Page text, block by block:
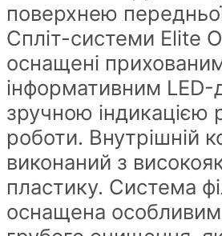
поверхнею
Спліт-системи Elite
оснащені
інформативним LED-
зручною індикацією
роботи. Внутрішній
виконаний з
пластику. Система
оснащена